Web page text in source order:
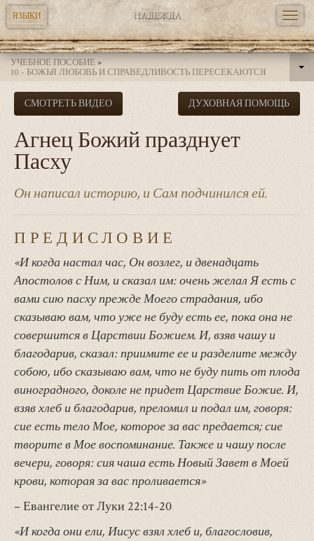
Перейти
основному
содержанию
ЯЗЫКИ
УЧЕБНОЕ ПОСОБИЕ»
10 - БОЖЬЯ ЛЮБОВЬ И СПРАВЕДЛИВОСТЬ ПЕРЕСЕКАЮТСЯ
СМОТРЕТЬ ВИДЕО ДУХОВНАЯ ПОМОЩЬ
Агнец Божий празднует
Пасху
Он написал историю, и Сам подчинился ей.
ПРЕДИСЛОВИЕ
«И когда настал час, Он возлег, и двенадцать
Апостолов с Ним, и сказал им: очень желал Я есть с
вами сию пасху прежде Моего страдания, ибо
сказываю вам, что уже не буду есть ее, пока она не
совершится в Царствии Божием. И, взяв чашу и
благодарив, сказал: приимите ее и разделите между
собою, ибо сказываю вам, что не буду пить от плода
виноградного, доколе не придет Царствие Божие. И,
взяв хлеб и благодарив, преломил и подал им, говоря:
сие есть тело Мое, которое за вас предается; сие
творите в Мое воспоминание. Также и чашу после
вечери, говоря: сия чаша есть Новый Завет в Моей
крови, которая за вас проливается»
– Евангелие от Луки 22:14-20
«И когда они ели, Иисус взял хлеб и, благословив,